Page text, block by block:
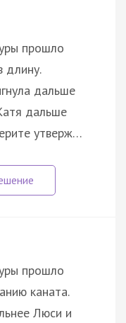
прошло
длину.
дальше
дальше
утверж…
прошло
каната.
Люси и